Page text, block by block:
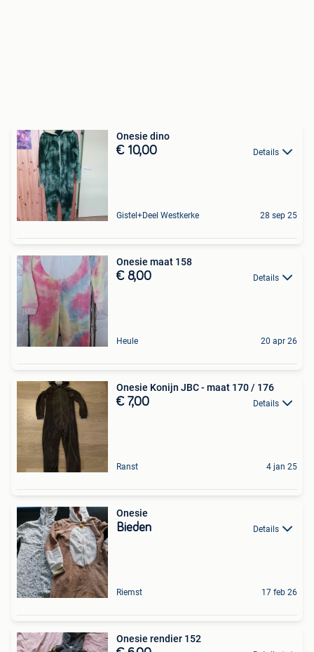
Onesie dino
€ 10,00 Details
Gistel+Deel Westkerke 28 sep 25
Onesie maat 158
€ 8,00 Details
Heule 20 apr 26
Onesie Konijn JBC - maat 170 / 176
€ 7,00 Details
Ranst 4 jan 25
Onesie
Bieden Details
Riemst 17 feb 26
Onesie rendier 152